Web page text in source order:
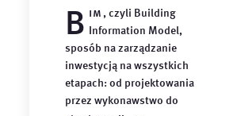
B im , czyli Building
Information Model,
sposób na zarządzanie
inwestycją na wszystkich
etapach: od projektowania
przez wykonawstwo do